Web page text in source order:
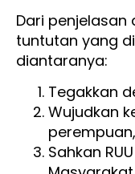
Dari penjelasan
tuntutan yang
diantaranya:
Tegakkan
Wujudkan
Sahkan